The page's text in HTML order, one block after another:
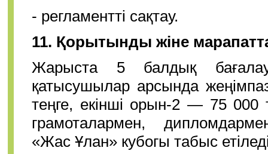
- регламентті сақтау.
11. Қорытынды жіне
Жарыста 5 балдық
қатысушылар арсында
теңге, екінші орын-2 — 75
грамоталармен,
«Жас Ұлан» кубогы табыс